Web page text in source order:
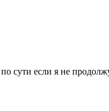
сути если я не